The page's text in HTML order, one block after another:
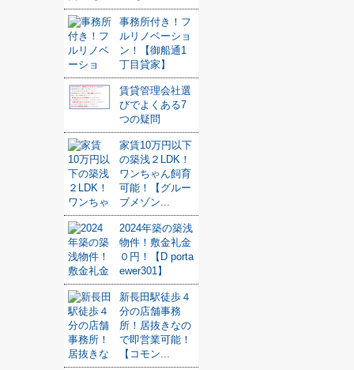
事務所付き！フ
ルリノベーショ
ン！【御船通1
丁目貸家】
賃貸管理会社選
びでよくある7
つの疑問
家賃10万円以下
の築浅２LDK！
ワンちゃん飼育
可能！【グルー
ブメゾン...
2024年築の築浅
物件！敷金礼金
０円！【D porta
ewer301】
新長田駅徒歩４
分の店舗事務
所！居抜きなの
で即営業可能！
【コモン...